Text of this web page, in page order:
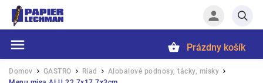
Prázdny košík
Domov / GASTRO / Riad / Alobalové podnosy, tácky, misky /